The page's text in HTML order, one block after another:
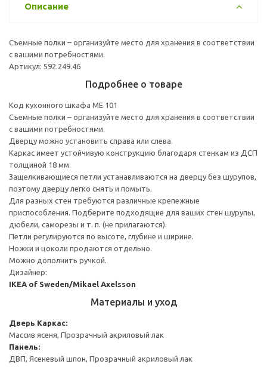
Описание
Съемные полки – организуйте место для хранения в соответствии
с вашими потребностями.
Артикул: 592.249.46
Подробнее о товаре
Код кухонного шкафа ME 101
Съемные полки – организуйте место для хранения в соответствии
с вашими потребностями.
Дверцу можно установить справа или слева.
Каркас имеет устойчивую конструкцию благодаря стенкам из ДСП
толщиной 18 мм.
Защелкивающиеся петли устанавливаются на дверцу без шурупов,
поэтому дверцу легко снять и помыть.
Для разных стен требуются различные крепежные
приспособления. Подберите подходящие для ваших стен шурупы,
дюбели, саморезы и т. п. (не прилагаются).
Петли регулируются по высоте, глубине и ширине.
Ножки и цоколи продаются отдельно.
Можно дополнить ручкой.
Дизайнер:
IKEA of Sweden/Mikael Axelsson
Материалы и уход
Дверь Каркас:
Массив ясеня, Прозрачный акриловый лак
Панель:
ДВП, Ясеневый шпон, Прозрачный акриловый лак